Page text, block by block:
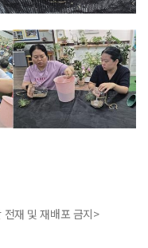
재 및 재배포 금지>